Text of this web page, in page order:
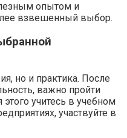
опытом и
взвешенный выбор.
но и практика. После
важно пройти
учитесь в учебном
участвуйте в